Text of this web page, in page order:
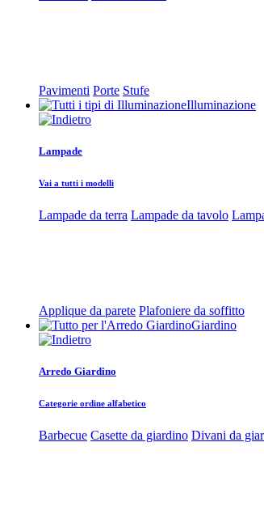
Pavimenti Porte Stufe
Illuminazione
Lampade
Vai a tutti i modelli
Lampade da terra Lampade da tavolo
Applique da parete Plafoniere da soffitto
Giardino
Arredo Giardino
Categorie ordine alfabetico
Barbecue Casette da giardino Divani da